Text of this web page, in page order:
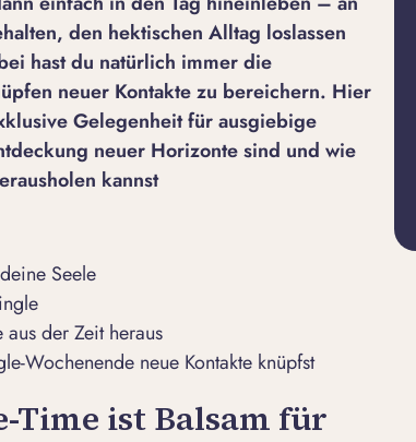
den hektischen Alltag loslassen
hast du natürlich immer die
neuer Kontakte zu bereichern. Hier
Gelegenheit für ausgiebige
neuer Horizonte sind und wie
kannst
Seele
der Zeit heraus
Wochenende neue Kontakte knüpfst
Time ist Balsam für